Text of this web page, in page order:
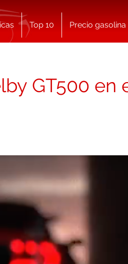
Top 10 Precio gasolina
GT500 en